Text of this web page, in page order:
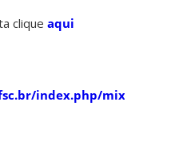
cliqueaqui
index.php/